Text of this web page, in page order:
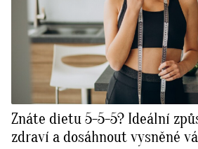
Znáte dietu 5-5-5? Ideální
zdraví a dosáhnout vysněné